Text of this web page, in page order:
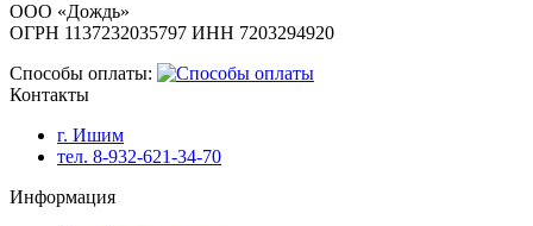
ООО «Дождь»
ОГРН 1137232035797 ИНН 7203294920
Способы оплаты:
Контакты
г. Ишим
тел. 8-932-621-34-70
Информация